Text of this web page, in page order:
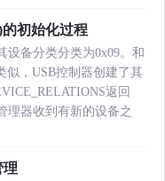
初始化过程
设备分类分类为0x09。和
似，USB控制器创建了其
返回
理器收到有新的设备之
理